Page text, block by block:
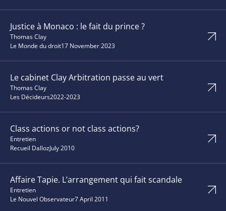
Justice à Monaco : le fait du prince ?
Thomas Clay
Le Monde du droit17 November 2023
Le cabinet Clay Arbitration passe au vert
Thomas Clay
Les Décideurs2022-2023
Class actions or not class actions?
Entretien
Recueil DallozJuly 2010
Affaire Tapie. L’arrangement qui fait scandale
Entretien
Le Nouvel Observateur7 April 2011